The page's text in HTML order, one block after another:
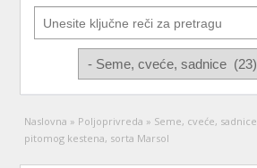
Naslovna » Poljoprivreda » Seme, cveće, sadnice
pitomog kestena, sorta Marsol